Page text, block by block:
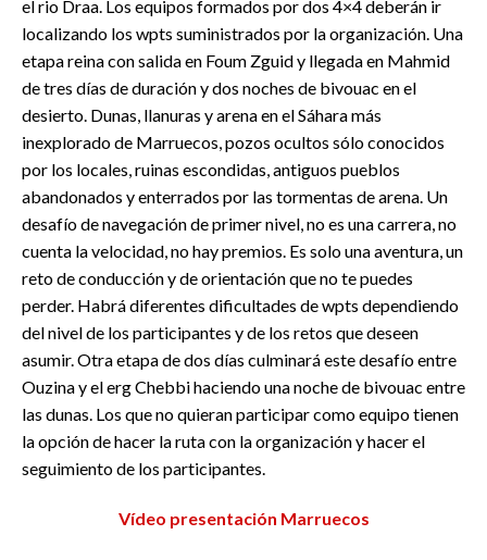
el rio Draa. Los equipos formados por dos 4×4 deberán ir
localizando los wpts suministrados por la organización. Una
etapa reina con salida en Foum Zguid y llegada en Mahmid
de tres días de duración y dos noches de bivouac en el
desierto. Dunas, llanuras y arena en el Sáhara más
inexplorado de Marruecos, pozos ocultos sólo conocidos
por los locales, ruinas escondidas, antiguos pueblos
abandonados y enterrados por las tormentas de arena. Un
desafío de navegación de primer nivel, no es una carrera, no
cuenta la velocidad, no hay premios. Es solo una aventura, un
reto de conducción y de orientación que no te puedes
perder. Habrá diferentes dificultades de wpts dependiendo
del nivel de los participantes y de los retos que deseen
asumir. Otra etapa de dos días culminará este desafío entre
Ouzina y el erg Chebbi haciendo una noche de bivouac entre
las dunas. Los que no quieran participar como equipo tienen
la opción de hacer la ruta con la organización y hacer el
seguimiento de los participantes.
Vídeo presentación Marruecos